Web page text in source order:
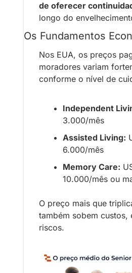
de oferecer
longo do
Os Fundamentos
Nos EUA, os preços
moradores variam
conforme o nível de
Independent
3.000/mês
Assisted Living:
6.000/mês
Memory Care:
10.000/mês ou
O preço mais que
também sobem custos,
riscos.